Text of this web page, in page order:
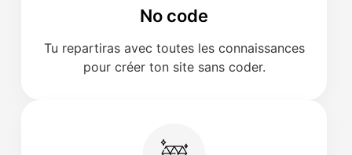
No code
Tu repartiras avec toutes les connaissances
pour créer ton site sans coder.